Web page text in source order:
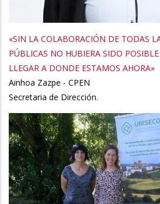
«SIN LA COLABORACIÓN DE TODAS
PÚBLICAS NO HUBIERA SIDO
LLEGAR A DONDE ESTAMOS AHORA»
Ainhoa Zazpe - CPEN
Secretaria de Dirección.